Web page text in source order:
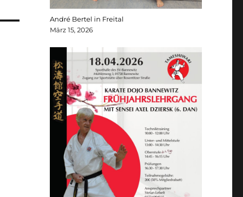
André Bertel in Freital
März 15, 2026